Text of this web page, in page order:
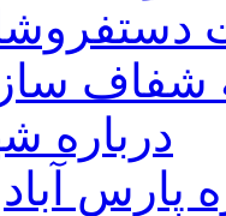
شفاف
درباره
پارس آباد